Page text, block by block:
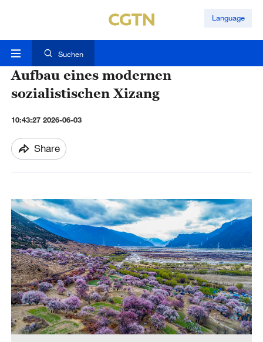
Language
Suchen
Aufbau eines modernen
sozialistischen Xizang
10:43:27 2026-06-03
Share